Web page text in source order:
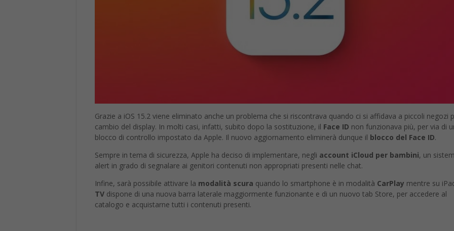
Grazie a iOS 15.2 viene eliminato anche un problema che si riscontrava quando ci si affidava a piccoli negozi
cambio del display. In molti casi, infatti, subito dopo la sostituzione, il Face ID non funzionava più, per via di
blocco di controllo impostato da Apple. Il nuovo aggiornamento eliminerà dunque il blocco del Face ID.
Sempre in tema di sicurezza, Apple ha deciso di implementare, negli account iCloud per bambini, un
alert in grado di segnalare ai genitori contenuti non appropriati presenti nelle chat.
Infine, sarà possibile attivare la modalità scura quando lo smartphone è in modalità CarPlay mentre su
TV dispone di una nuova barra laterale maggiormente funzionante e di un nuovo tab Store, per accedere al
catalogo e acquistarne tutti i contenuti presenti.